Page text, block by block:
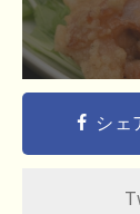
シェ